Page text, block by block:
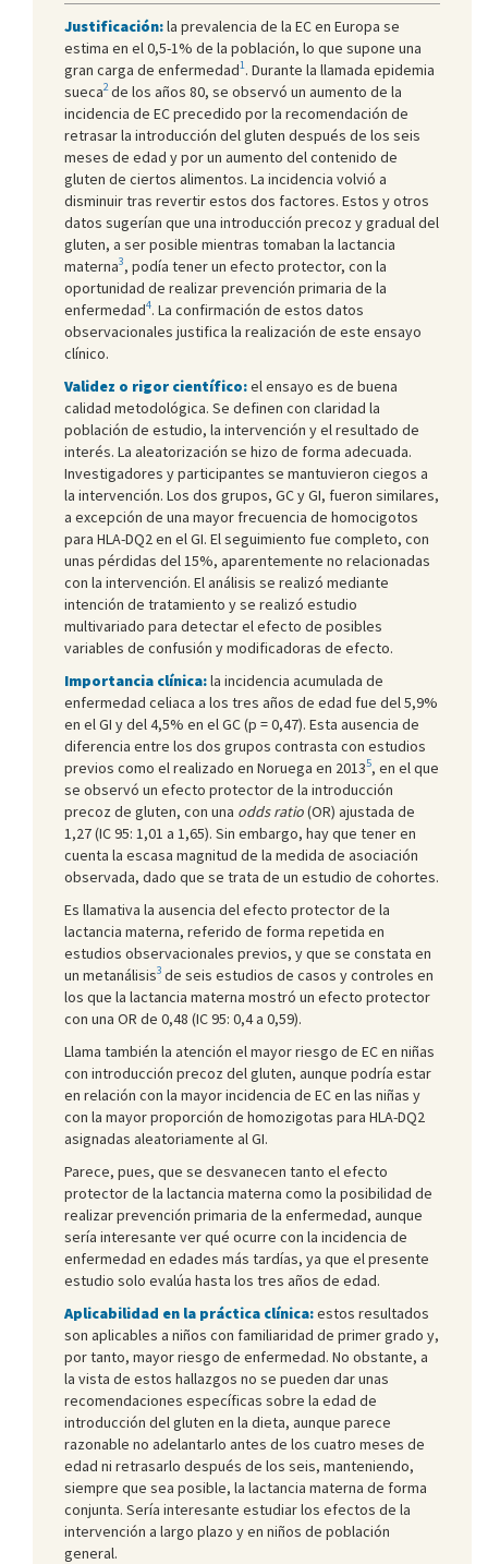
Justificación:la prevalencia de la EC en Europa se
estima en el 0,5-1% de la población, lo que supone una
gran carga de enfermedad1. Durante la llamada epidemia
sueca2de los años 80, se observó un aumento de la
incidencia de EC precedido por la recomendación de
retrasar la introducción del gluten después de los seis
meses de edad y por un aumento del contenido de
gluten de ciertos alimentos. La incidencia volvió a
disminuir tras revertir estos dos factores. Estos y otros
datos sugerían que una introducción precoz y gradual del
gluten, a ser posible mientras tomaban la lactancia
materna3, podía tener un efecto protector, con la
oportunidad de realizar prevención primaria de la
enfermedad4. La confirmación de estos datos
observacionales justifica la realización de este ensayo
clínico.
Validez o rigor científico:el ensayo es de buena
calidad metodológica. Se definen con claridad la
población de estudio, la intervención y el resultado de
interés. La aleatorización se hizo de forma adecuada.
Investigadores y participantes se mantuvieron ciegos a
la intervención. Los dos grupos, GC y GI, fueron similares,
a excepción de una mayor frecuencia de homocigotos
para HLA-DQ2 en el GI. El seguimiento fue completo, con
unas pérdidas del 15%, aparentemente no relacionadas
con la intervención. El análisis se realizó mediante
intención de tratamiento y se realizó estudio
multivariado para detectar el efecto de posibles
variables de confusión y modificadoras de efecto.
Importancia clínica:la incidencia acumulada de
enfermedad celiaca a los tres años de edad fue del 5,9%
en el GI y del 4,5% en el GC (p = 0,47). Esta ausencia de
diferencia entre los dos grupos contrasta con estudios
previos como el realizado en Noruega en 20135, en el que
se observó un efecto protector de la introducción
precoz de gluten, con una odds ratio(OR) ajustada de
1,27 (IC 95: 1,01 a 1,65). Sin embargo, hay que tener en
cuenta la escasa magnitud de la medida de asociación
observada, dado que se trata de un estudio de cohortes.
Es llamativa la ausencia del efecto protector de la
lactancia materna, referido de forma repetida en
estudios observacionales previos, y que se constata en
un metanálisis3 de seis estudios de casos y controles en
los que la lactancia materna mostró un efecto protector
con una OR de 0,48 (IC 95: 0,4 a 0,59).
Llama también la atención el mayor riesgo de EC en niñas
con introducción precoz del gluten, aunque podría estar
en relación con la mayor incidencia de EC en las niñas y
con la mayor proporción de homozigotas para HLA-DQ2
asignadas aleatoriamente al GI.
Parece, pues, que se desvanecen tanto el efecto
protector de la lactancia materna como la posibilidad de
realizar prevención primaria de la enfermedad, aunque
sería interesante ver qué ocurre con la incidencia de
enfermedad en edades más tardías, ya que el presente
estudio solo evalúa hasta los tres años de edad.
Aplicabilidad en la práctica clínica:estos resultados
son aplicables a niños con familiaridad de primer grado y,
por tanto, mayor riesgo de enfermedad. No obstante, a
la vista de estos hallazgos no se pueden dar unas
recomendaciones específicas sobre la edad de
introducción del gluten en la dieta, aunque parece
razonable no adelantarlo antes de los cuatro meses de
edad ni retrasarlo después de los seis, manteniendo,
siempre que sea posible, la lactancia materna de forma
conjunta. Sería interesante estudiar los efectos de la
intervención a largo plazo y en niños de población
general.